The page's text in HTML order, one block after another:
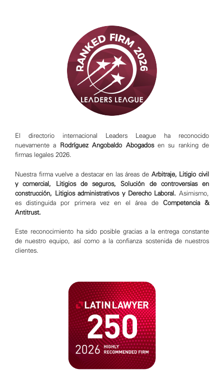
El directorio internacional Leaders League ha reconocido
nuevamente a
Rodríguez Angobaldo Abogadosen su ranking de
firmas legales 2026.
Nuestra firma vuelve a destacar en las áreas de Arbitraje, Litigio civil
y comercial, Litigios de seguros, Solución de controversias en
construcción, Litigios administrativos y Derecho Laboral. Asimismo,
es distinguida por primera vez en el área de Competencia &
Antitrust.
Este reconocimiento ha sido posible gracias a la entrega constante
de nuestro equipo, así como a la confianza sostenida de nuestros
clientes.